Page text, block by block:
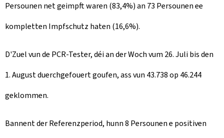
Persounen net geimpft waren (83,4%) an 73 Persounen ee
kompletten Impfschutz haten (16,6%).
D'Zuel vun de PCR-Tester, déi an der Woch vum 26. Juli bis den
1. August duerchgefouert goufen, ass vun 43.738 op 46.244
geklommen.
Bannent der Referenzperiod, hunn 8 Persounen e positiven